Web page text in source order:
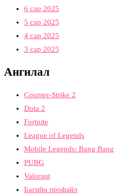
6 сар 2025
5 сар 2025
4 сар 2025
3 сар 2025
Ангилал
Counter-Strike 2
Dota 2
Fortnite
League of Legends
Mobile Legends: Bang Bang
PUBG
Valorant
Багийн профайл